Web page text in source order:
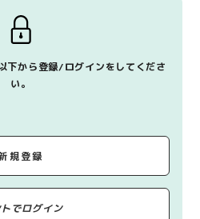
下から登録/ログインをしてくださ
い。
規登録
でログイン